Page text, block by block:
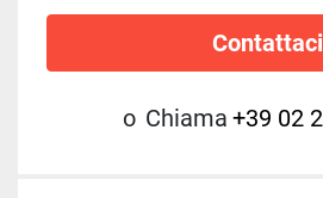
Contattaci
o Chiama +39 02